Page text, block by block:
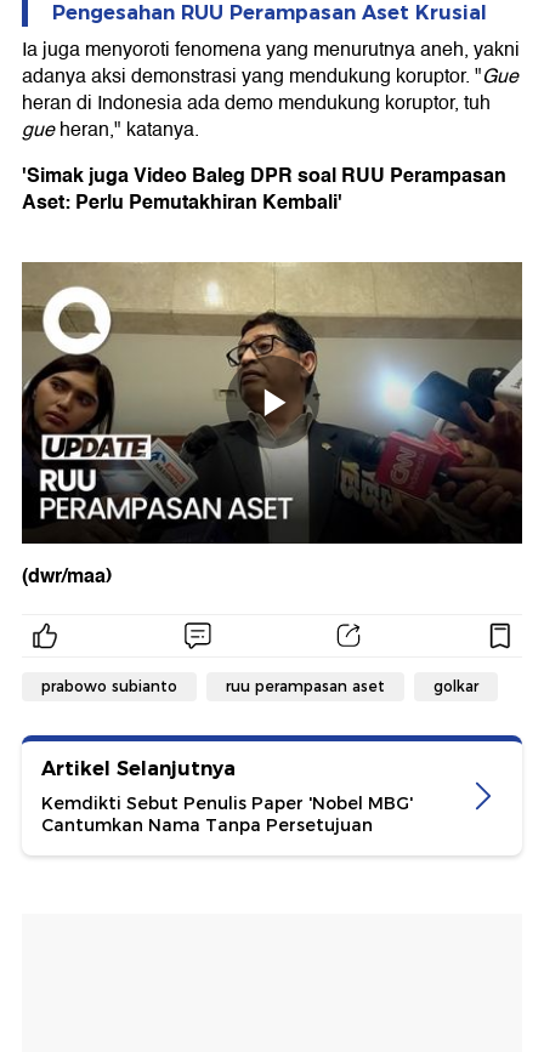
Pengesahan RUU Perampasan Aset Krusial
Ia juga menyoroti fenomena yang menurutnya aneh, yakni
adanya aksi demonstrasi yang mendukung koruptor. "Gue
heran di Indonesia ada demo mendukung koruptor, tuh
gueheran," katanya.
'Simak juga Video Baleg DPR soal RUU Perampasan
Aset: Perlu Pemutakhiran Kembali'
(dwr/maa)
prabowo subianto ruu perampasan aset golkar
Artikel Selanjutnya
Kemdikti Sebut Penulis Paper 'Nobel MBG'
Cantumkan Nama Tanpa Persetujuan